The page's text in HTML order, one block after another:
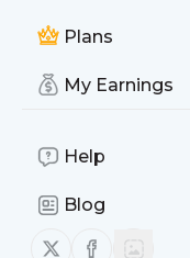
Plans
My Earnings
Help
Blog
Follow us on X
Follow us
FinTech
gündemi 285
FinTech alanında
PayTR’ın
teknolojiler
ve gündem